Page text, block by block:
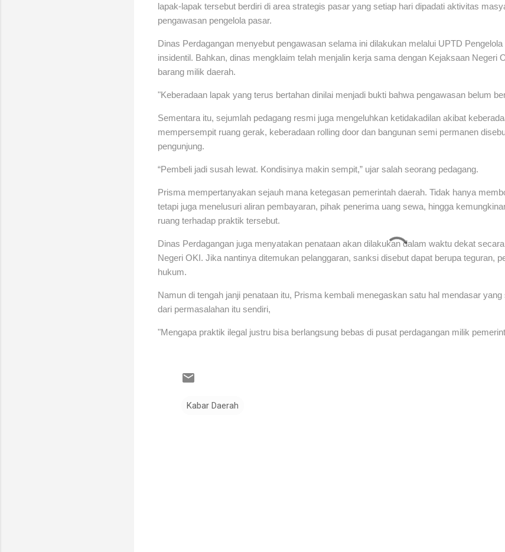
lapak-lapak tersebut berdiri di area strategis pasar yang setiap hari dipadati aktivitas
pengawasan pengelola pasar.
Dinas Perdagangan menyebut pengawasan selama ini dilakukan melalui UPTD
insidentil. Bahkan, dinas mengklaim telah menjalin kerja sama dengan Kejaksaan Negeri
barang milik daerah.
"Keberadaan lapak yang terus bertahan dinilai menjadi bukti bahwa pengawasan belum
Sementara itu, sejumlah pedagang resmi juga mengeluhkan ketidakadilan akibat
mempersempit ruang gerak, keberadaan rolling door dan bangunan semi permanen
pengunjung.
“Pembeli jadi susah lewat. Kondisinya makin sempit,” ujar salah seorang pedagang.
Prisma mempertanyakan sejauh mana ketegasan pemerintah daerah. Tidak hanya
tetapi juga menelusuri aliran pembayaran, pihak penerima uang sewa, hingga
ruang terhadap praktik tersebut.
Dinas Perdagangan juga menyatakan penataan akan dilakukan dalam waktu dekat
Negeri OKI. Jika nantinya ditemukan pelanggaran, sanksi disebut dapat berupa teguran,
hukum.
Namun di tengah janji penataan itu, Prisma kembali menegaskan satu hal mendasar
dari permasalahan itu sendiri,
"Mengapa praktik ilegal justru bisa berlangsung bebas di pusat perdagangan milik
Kabar Daerah